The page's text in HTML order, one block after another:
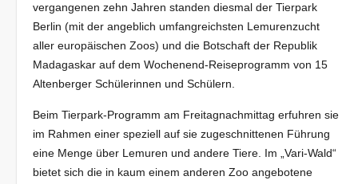
vergangenen zehn Jahren standen diesmal der Tierpark
Berlin (mit der angeblich umfangreichsten Lemurenzucht
aller europäischen Zoos) und die Botschaft der Republik
Madagaskar auf dem Wochenend-Reiseprogramm von 15
Altenberger Schülerinnen und Schülern.
Beim Tierpark-Programm am Freitagnachmittag erfuhren sie
im Rahmen einer speziell auf sie zugeschnittenen Führung
eine Menge über Lemuren und andere Tiere. Im „Vari-Wald“
bietet sich die in kaum einem anderen Zoo angebotene